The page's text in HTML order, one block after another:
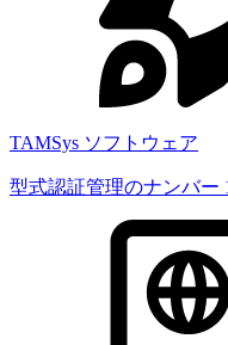
TAMSys ソフトウェア
型式認証管理のナンバー